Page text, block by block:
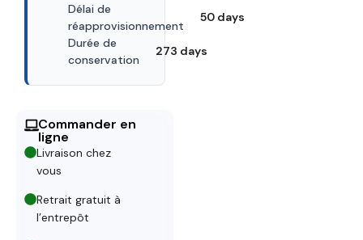
Délai de
réapprovisionnement
50 days
Durée de
conservation
273 days
Commander en
ligne
Livraison chez
vous
Retrait gratuit à
l’entrepôt